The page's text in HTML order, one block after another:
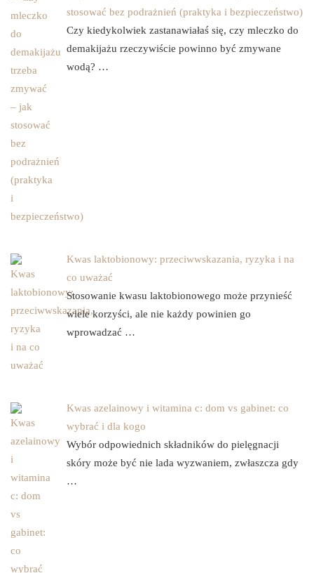
stosować bez podrażnień (praktyka i bezpieczeństwo)
Czy kiedykolwiek zastanawiałaś się, czy mleczko do
demakijażu rzeczywiście powinno być zmywane
wodą? …
Kwas laktobionowy: przeciwwskazania, ryzyka i na
co uważać
Stosowanie kwasu laktobionowego może przynieść
wiele korzyści, ale nie każdy powinien go
wprowadzać …
Kwas azelainowy i witamina c: dom vs gabinet: co
wybrać i dla kogo
Wybór odpowiednich składników do pielęgnacji
skóry może być nie lada wyzwaniem, zwłaszcza gdy
…